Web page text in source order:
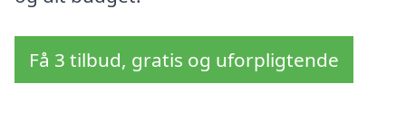
Få 3 tilbud, gratis og uforpligtende